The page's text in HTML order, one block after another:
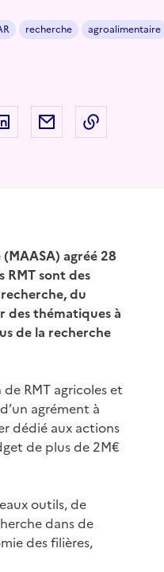
recherche agroalimentaire
Facebooksur Twitter
Partager sur LinkedIn
Partager par email
agréé 28
RMT sont des
du
thématiques à
de la recherche
RMT agricoles et
agrément à
dédié aux actions
de plus de 2M€
outils, de
dans de
des filières,